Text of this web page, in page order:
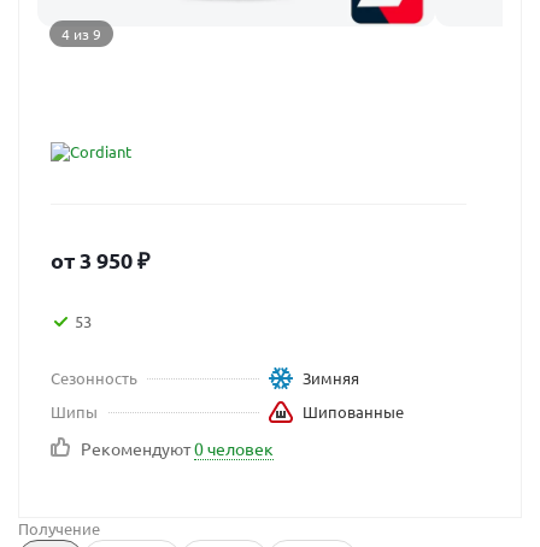
4 из 9
от3 950₽
53
Сезонность
Зимняя
Шипы
Шипованные
Рекомендуют0 человек
Получение